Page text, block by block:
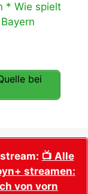
* Wie spielt
bei
📺 Alle
streamen:
von vorn